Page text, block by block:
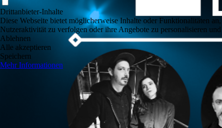
Drittanbieter-Inhalte
Diese Webseite bietet möglicherweise Inhalte oder Funktionalitäten
Nutzeraktivität zu verfolgen oder ihre Angebote zu personalisieren
Ablehnen
Alle akzeptieren
Speichern
Mehr Informationen